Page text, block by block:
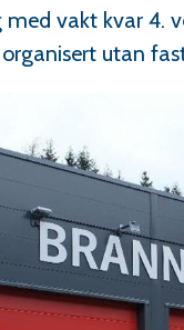
vakt kvar 4.
utan